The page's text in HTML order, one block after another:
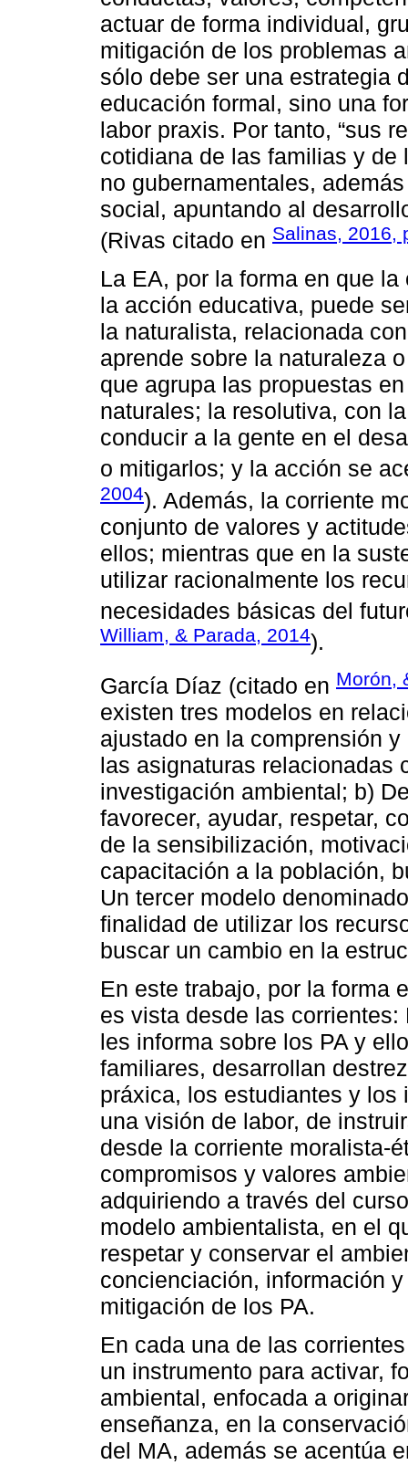
actuar de forma individual,
mitigación de los problemas
sólo debe ser una estrategia
educación formal, sino una
labor praxis. Por tanto, “sus
cotidiana de las familias y
no gubernamentales,
social, apuntando al
(Rivas citado en Salinas, 2016,
La EA, por la forma en que
la acción educativa, puede
la naturalista, relacionada
aprende sobre la naturaleza
que agrupa las propuestas
naturales; la resolutiva, con
conducir a la gente en el
o mitigarlos; y la acción se
2004). Además, la corriente
conjunto de valores y
ellos; mientras que en la
utilizar racionalmente los
necesidades básicas del
William, & Parada, 2014).
García Díaz (citado en Morón,
existen tres modelos en
ajustado en la comprensión
las asignaturas relacionadas
investigación ambiental; b)
favorecer, ayudar, respetar,
de la sensibilización,
capacitación a la población,
Un tercer modelo
finalidad de utilizar los
buscar un cambio en la
En este trabajo, por la forma
es vista desde las
les informa sobre los PA y
familiares, desarrollan
práxica, los estudiantes y
una visión de labor, de
desde la corriente moralista-
compromisos y valores
adquiriendo a través del
modelo ambientalista, en el
respetar y conservar el
concienciación, información
mitigación de los PA.
En cada una de las
un instrumento para activar,
ambiental, enfocada a
enseñanza, en la
del MA, además se acentúa